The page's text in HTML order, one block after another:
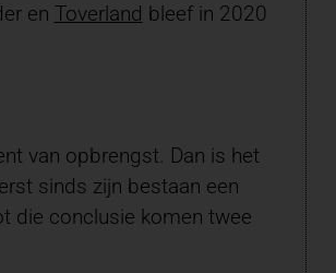
en Toverland bleef in 2020
van opbrengst. Dan is het
sinds zijn bestaan een
die conclusie komen twee